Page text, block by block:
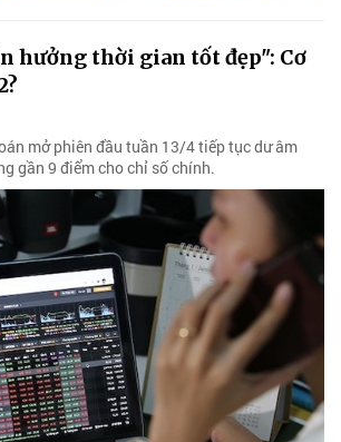
hưởng thời gian tốt đẹp": Cơ
mở phiên đầu tuần 13/4 tiếp tục dư âm
gần 9 điểm cho chỉ số chính.